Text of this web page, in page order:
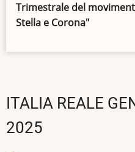
Trimestrale del
Stella e Corona"
ITALIA REALE
2025